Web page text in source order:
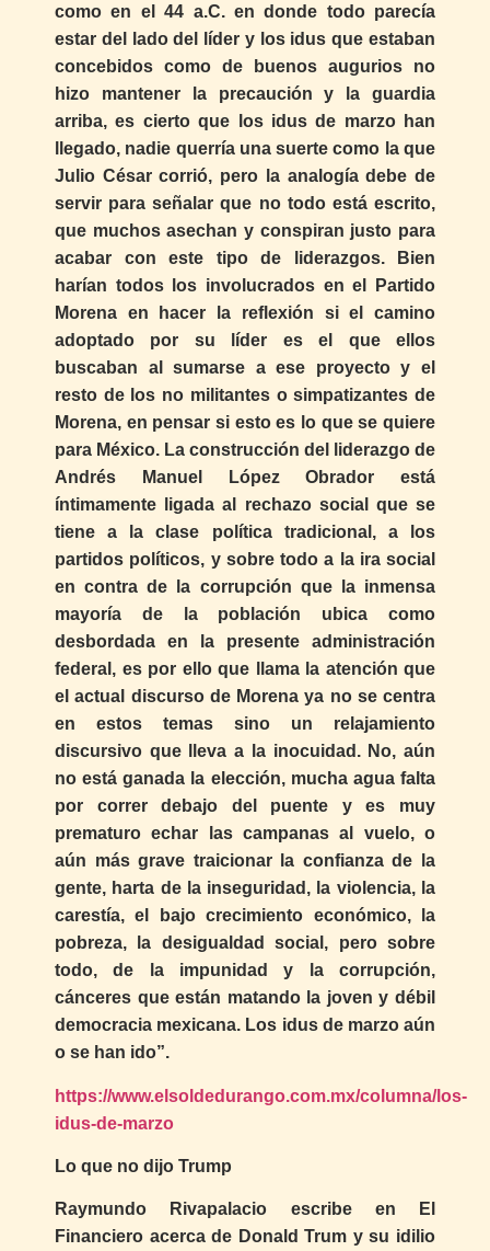
como en el 44 a.C. en donde todo parecía
estar del lado del líder y los idus que estaban
concebidos como de buenos augurios no
hizo mantener la precaución y la guardia
arriba, es cierto que los idus de marzo han
llegado, nadie querría una suerte como la que
Julio César corrió, pero la analogía debe de
servir para señalar que no todo está escrito,
que muchos asechan y conspiran justo para
acabar con este tipo de liderazgos. Bien
harían todos los involucrados en el Partido
Morena en hacer la reflexión si el camino
adoptado por su líder es el que ellos
buscaban al sumarse a ese proyecto y el
resto de los no militantes o simpatizantes de
Morena, en pensar si esto es lo que se quiere
para México. La construcción del liderazgo de
Andrés Manuel López Obrador está
íntimamente ligada al rechazo social que se
tiene a la clase política tradicional, a los
partidos políticos, y sobre todo a la ira social
en contra de la corrupción que la inmensa
mayoría de la población ubica como
desbordada en la presente administración
federal, es por ello que llama la atención que
el actual discurso de Morena ya no se centra
en estos temas sino un relajamiento
discursivo que lleva a la inocuidad. No, aún
no está ganada la elección, mucha agua falta
por correr debajo del puente y es muy
prematuro echar las campanas al vuelo, o
aún más grave traicionar la confianza de la
gente, harta de la inseguridad, la violencia, la
carestía, el bajo crecimiento económico, la
pobreza, la desigualdad social, pero sobre
todo, de la impunidad y la corrupción,
cánceres que están matando la joven y débil
democracia mexicana. Los idus de marzo aún
o se han ido”.
https://www.elsoldedurango.com.mx/columna/los-
idus-de-marzo
Lo que no dijo Trump
Raymundo Rivapalacio escribe en El
Financiero acerca de Donald Trum y su idilio